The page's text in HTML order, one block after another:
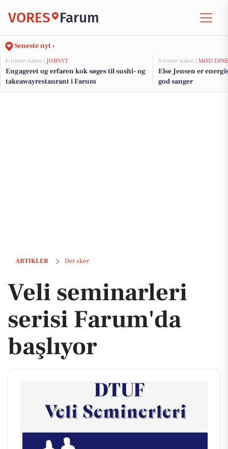
VORES Farum
Seneste nyt ›
6 timer siden | JOBNYT
Engageret og erfaren kok søges til sushi- og
takeawayrestaurant i Farum
8 timer siden | MØD
Else Jensen er
god sanger
ARTIKLER Det sker
Veli seminarleri serisi Farum'da başlıyor
Veli seminarleri
serisi Farum'da
başlıyor